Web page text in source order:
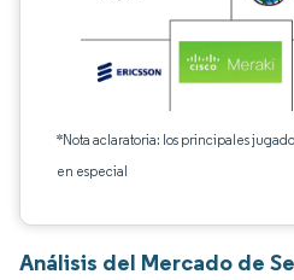
*Nota aclaratoria: los principales
en especial
Análisis del Mercado de